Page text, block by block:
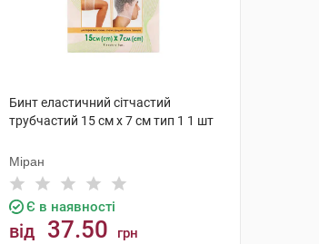
Бинт еластичний сітчастий
трубчастий 15 см х 7 см тип 1 1 шт
Міран
Є в наявності
від 37.50 грн